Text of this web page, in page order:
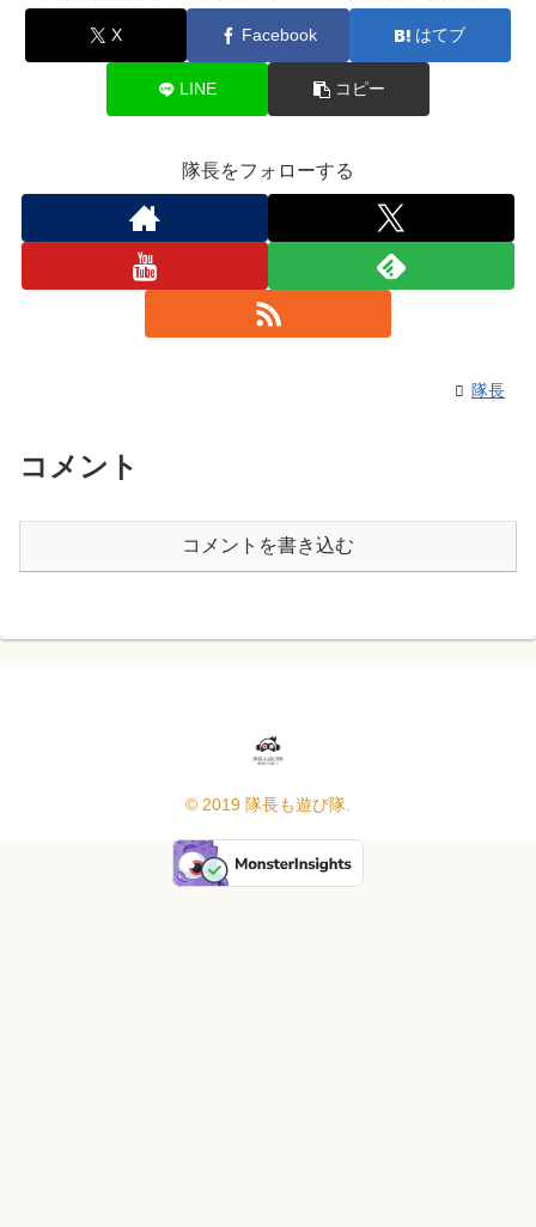
X Facebook はてブ
LINE コピー
隊長をフォローする
隊長
コメント
コメントを書き込む
© 2019 隊長も遊び隊.